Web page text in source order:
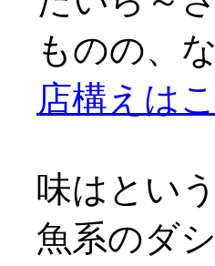
ものの、
店構えは
味はという
魚系のダ